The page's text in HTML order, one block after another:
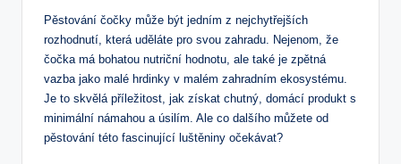
Pěstování čočky může být jedním z nejchytřejších
rozhodnutí, která uděláte pro svou zahradu. Nejenom, že
čočka má bohatou nutriční hodnotu, ale také je zpětná
vazba jako malé hrdinky v malém zahradním ekosystému.
Je to skvělá příležitost, jak získat chutný, domácí produkt s
minimální námahou a úsilím. Ale co dalšího můžete od
pěstování této fascinující luštěniny očekávat?